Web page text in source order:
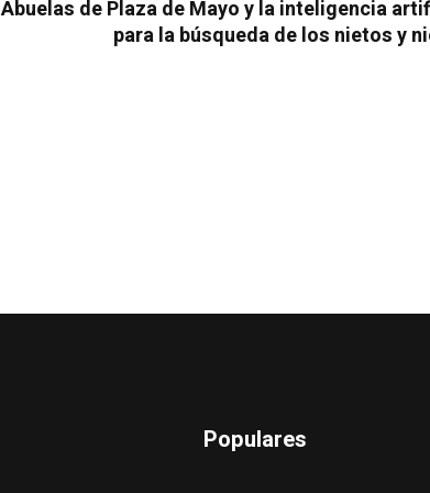
Abuelas de Plaza de Mayo y la inteligencia
para la búsqueda de los nietos y
Populares